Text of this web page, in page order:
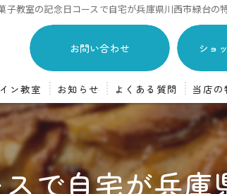
子教室の記念日コースで自宅が兵庫県川西市緑台の
お問い合わせ ショ
ン教室
イン教室について
イン教室の流れ
お知らせ よくある質問 当店の
主婦
焼き
で自宅が兵庫